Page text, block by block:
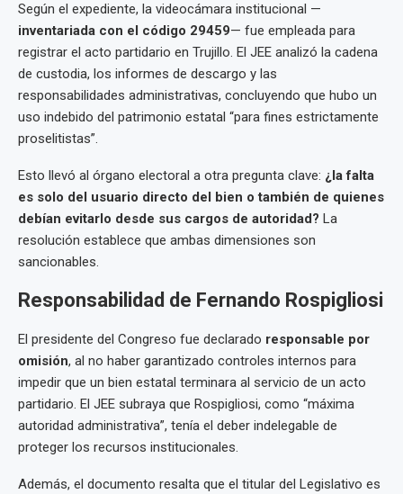
Según el expediente, la videocámara institucional —
inventariada con el código 29459— fue empleada para
registrar el acto partidario en Trujillo. El JEE analizó la cadena
de custodia, los informes de descargo y las
responsabilidades administrativas, concluyendo que hubo un
uso indebido del patrimonio estatal “para fines estrictamente
proselitistas”.
Esto llevó al órgano electoral a otra pregunta clave: ¿la falta
es solo del usuario directo del bien o también de quienes
debían evitarlo desde sus cargos de autoridad? La
resolución establece que ambas dimensiones son
sancionables.
Responsabilidad de Fernando Rospigliosi
El presidente del Congreso fue declarado responsable por
omisión, al no haber garantizado controles internos para
impedir que un bien estatal terminara al servicio de un acto
partidario. El JEE subraya que Rospigliosi, como “máxima
autoridad administrativa”, tenía el deber indelegable de
proteger los recursos institucionales.
Además, el documento resalta que el titular del Legislativo es